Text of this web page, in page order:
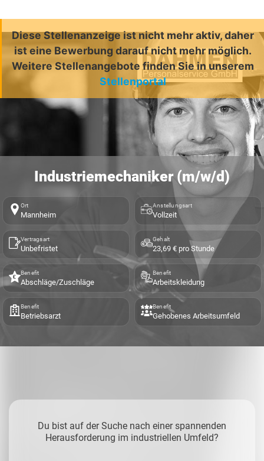
Diese Stellenanzeige ist nicht mehr aktiv, daher
ist eine Bewerbung darauf nicht mehr möglich.
Weitere Stellenangebote finden Sie in unserem
Stellenportal
Industriemechaniker (m/w/d)
Ort
Mannheim
Anstellungsart
Vollzeit
Vertragsart
Unbefristet
Gehalt
23,69 € pro Stunde
Benefit
Abschläge/Zuschläge
Benefit
Arbeitskleidung
Benefit
Betriebsarzt
Benefit
Gehobenes Arbeitsumfeld
Du bist auf der Suche nach einer spannenden
Herausforderung im industriellen Umfeld?